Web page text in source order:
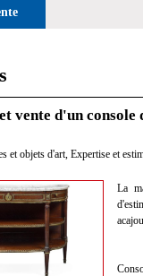
vente d'un console
et objets d'art, Expertise et
La